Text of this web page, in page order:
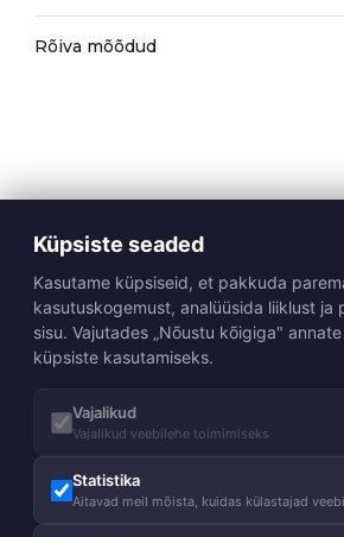
Rõiva mõõdud
Küpsiste seaded
Kasutame küpsiseid, et pakkuda
kasutuskogemust, analüüsida liiklust ja
sisu. Vajutades „Nõustu kõigiga"
küpsiste kasutamiseks.
Vajalikud
Vajalikud veebilehe toimimiseks
Statistika
Aitavad meil mõista, kuidas külastajad